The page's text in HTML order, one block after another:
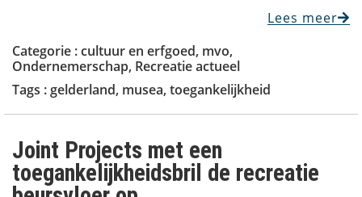
Lees meer
Categorie :cultuur en erfgoed, mvo,
Ondernemerschap, Recreatie actueel
Tags :gelderland, musea, toegankelijkheid
Joint Projects met een
toegankelijkheidsbril de recreatie